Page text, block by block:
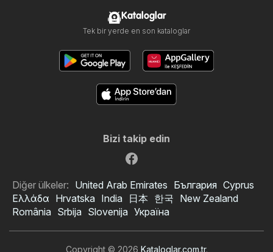
Kataloglar
Tek bir yerde en son kataloglar
Bizi takip edin
Diğer ülkeler: United Arab Emirates България Cyprus
Ελλάδα Hrvatska India 日本 한국 New Zealand
România Srbija Slovenija Україна
Copyright © 2026 Kataloglar.com.tr.